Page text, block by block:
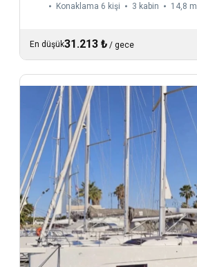
Konaklama 6 kişi 3 kabin 14,8 m
En düşük31.213 ₺ / gece